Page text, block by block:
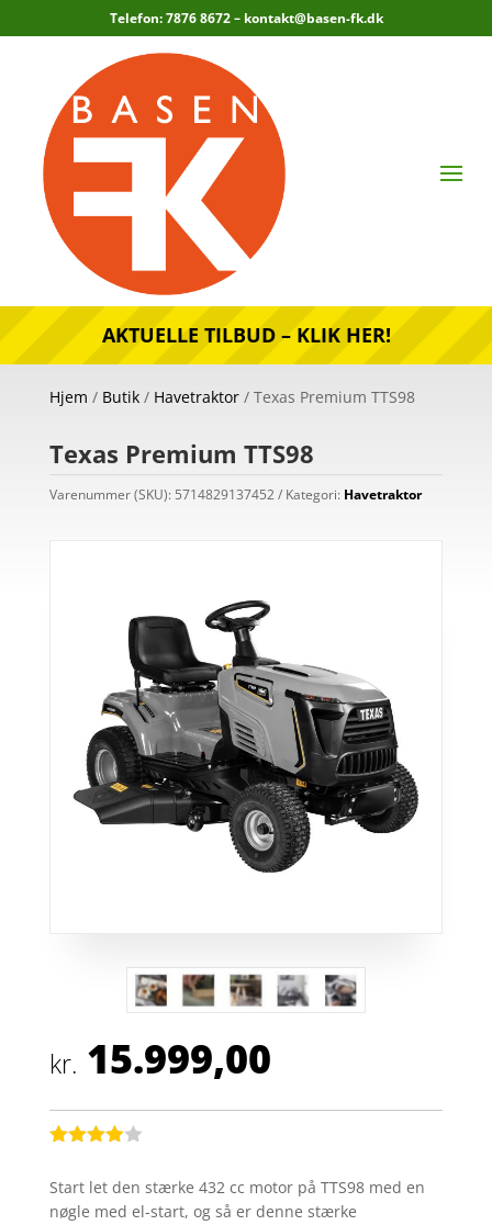
Telefon: 7876 8672 – kontakt@basen-fk.dk
AKTUELLE TILBUD – KLIK HER!
Hjem / Butik/ Havetraktor/ Texas Premium TTS98
Texas Premium TTS98
Varenummer (SKU): 5714829137452 Kategori: Havetraktor
kr. 15.999,00
ud af 5
baseret
Start let den stærke 432 cc motor på TTS98 med en
nøgle med el-start, og så er denne stærke